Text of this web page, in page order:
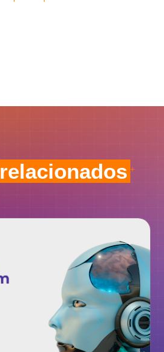
relacionados